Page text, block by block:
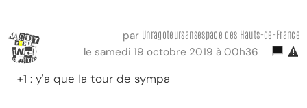
par Unragoteursansespace des Hauts-de-France
le samedi 19 octobre 2019 à 00h36
+1 : y'a que la tour de sympa